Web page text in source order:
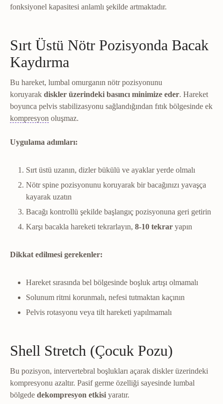
fonksiyonel kapasitesi anlamlı şekilde artmaktadır.
Sırt Üstü Nötr Pozisyonda Bacak
Kaydırma
Bu hareket, lumbal omurganın nötr pozisyonunu
koruyarak diskler üzerindeki basıncı minimize eder. Hareket
boyunca pelvis stabilizasyonu sağlandığından fıtık bölgesinde ek
kompresyon Kompresyon
oluşmaz.
Uygulama adımları:
Sırt üstü uzanın, dizler bükülü ve ayaklar yerde olmalı
Nötr spine pozisyonunu koruyarak bir bacağınızı yavaşça
kayarak uzatın
Bacağı kontrollü şekilde başlangıç pozisyonuna geri getirin
Karşı bacakla hareketi tekrarlayın, 8-10 tekrar yapın
Dikkat edilmesi gerekenler:
Hareket sırasında bel bölgesinde boşluk artışı olmamalı
Solunum ritmi korunmalı, nefesi tutmaktan kaçının
Pelvis rotasyonu veya tilt hareketi yapılmamalı
Shell Stretch (Çocuk Pozu)
Bu pozisyon, intervertebral boşlukları açarak diskler üzerindeki
kompresyonu azaltır. Pasif germe özelliği sayesinde lumbal
bölgede dekompresyon etkisi yaratır.